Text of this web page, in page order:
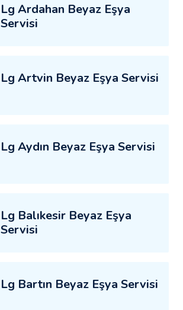
Lg Ardahan Beyaz Eşya
Servisi
Lg Artvin Beyaz Eşya Servisi
Lg Aydın Beyaz Eşya Servisi
Lg Balıkesir Beyaz Eşya
Servisi
Lg Bartın Beyaz Eşya Servisi